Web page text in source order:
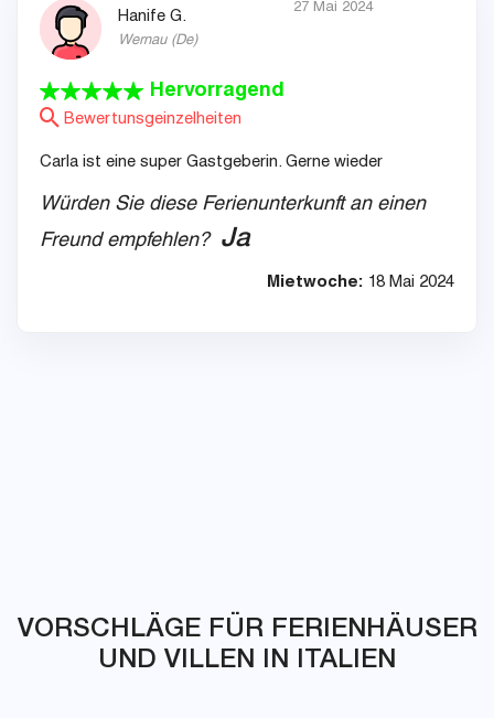
Hanife G.
Wernau(De)
Hervorragend
Bewertunsgeinzelheiten
27 Mai 2024
Carla ist eine super Gastgeberin. Gerne wieder
Würden Sie diese Ferienunterkunft an einen
Freund empfehlen? Ja
Mietwoche: 18 Mai 2024
VORSCHLÄGE FÜR FERIENHÄUSER
UND VILLEN IN ITALIEN